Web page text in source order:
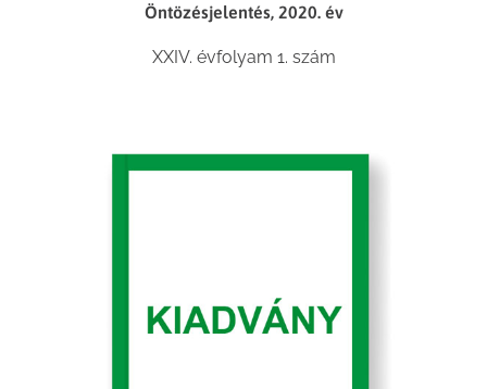
Öntözésjelentés, 2020. év
XXIV. évfolyam 1. szám